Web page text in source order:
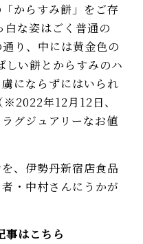
からすみ餅」をご存
な姿はごく普通の
通り、中には黄金色の
い餅とからすみのハ
にならずにはいられ
年12月12日、
グジュアリーなお値
、伊勢丹新宿店食品
・中村さんにうかが
はこちら